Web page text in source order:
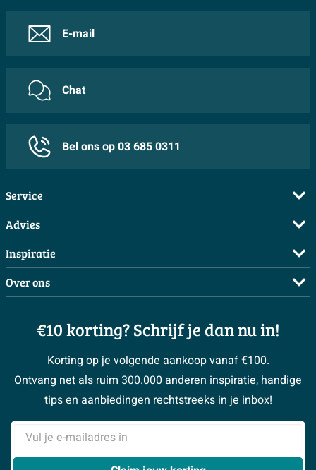
E-mail
Chat
Bel ons op 03 685 0311
Service
Veelgestelde vragen
Bestellen
Betalen
Bezorgen / afhalen
Garantie / klachten
Reviewbeleid
> Naar de klantenservice
Advies
Maak een afspraak
Doe de offerte check
3D tekening maken
Klustips
Klusadvies
> Alle adviesmogelijkheden
Inspiratie
Complete badkamers
Complete toiletruimtes
Moodboards
Magazine
#MySawiday
> Naar inspiratie
Over ons
Over Sawiday
Vacatures
Sawiday PRO
BeCommerce
Samenwerken
> Alles over showrooms
€10 korting? Schrijf je dan nu in!
Korting op je volgende aankoop vanaf €100.
Ontvang net als ruim 300.000 anderen inspiratie, handige
tips en aanbiedingen rechtstreeks in je inbox!
E-mailadres